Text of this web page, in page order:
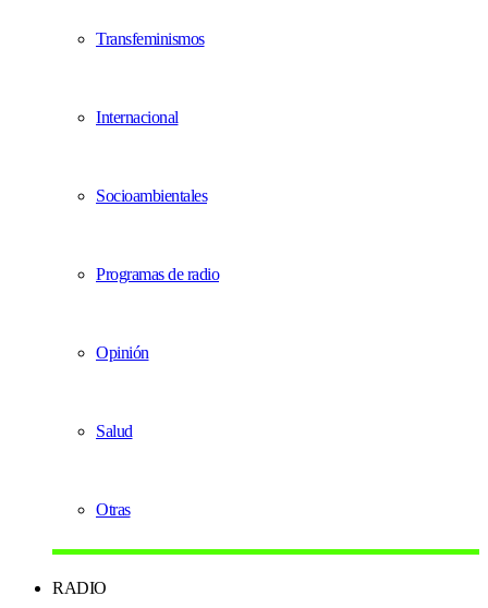
Transfeminismos
Internacional
Socioambientales
Programas de radio
Opinión
Salud
Otras
RADIO